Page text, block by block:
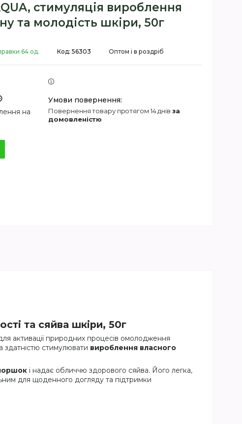
стимуляція вироблення
та молодість шкіри, 50г
64 од. Оптом і в роздріб
Код: 56303
на
повернення товару протягом 14 днів за
домовленістю
та сяйва шкіри, 50г
активації природних процесів омолодження
здатністю стимулювати вироблення власного
і надає обличчю здорового сяйва. Його легка,
для щоденного догляду та підтримки